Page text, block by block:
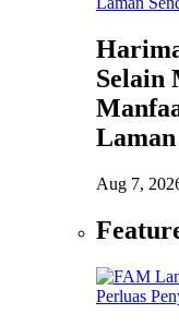
Selain
Aug 7,